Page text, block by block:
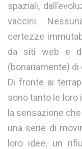
spaziali,
vaccini.
certezze
da siti web e
(bonariamente)
Di fronte ai
sono tanto le loro
la sensazione
una serie di
loro idee, un